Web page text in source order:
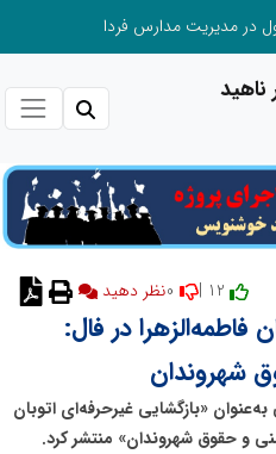
در مدیریت مدارس فردا
ناهید
نظر دهید
فاطمه‌الزهرا در فال:
شهروندان
«بازگشایی غیرحرفه‌ای اتوبان
و حقوق شهروندان» منتشر کرد.